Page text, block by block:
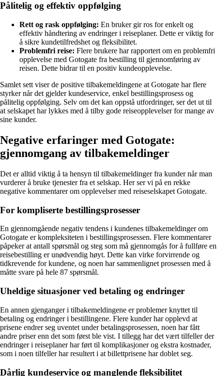
Pålitelig og effektiv oppfølging
Rett og rask oppfølging: En bruker gir ros for enkelt og
effektiv håndtering av endringer i reiseplaner. Dette er viktig for
å sikre kundetilfredshet og fleksibilitet.
Problemfri reise: Flere brukere har rapportert om en problemfri
opplevelse med Gotogate fra bestilling til gjennomføring av
reisen. Dette bidrar til en positiv kundeopplevelse.
Samlet sett viser de positive tilbakemeldingene at Gotogate har flere
styrker når det gjelder kundeservice, enkel bestillingsprosess og
pålitelig oppfølging. Selv om det kan oppstå utfordringer, ser det ut til
at selskapet har lykkes med å tilby gode reiseopplevelser for mange av
sine kunder.
Negative erfaringer med Gotogate:
gjennomgang av tilbakemeldinger
Det er alltid viktig å ta hensyn til tilbakemeldinger fra kunder når man
vurderer å bruke tjenester fra et selskap. Her ser vi på en rekke
negative kommentarer om opplevelser med reiseselskapet Gotogate.
For kompliserte bestillingsprosesser
En gjennomgående negativ tendens i kundenes tilbakemeldinger om
Gotogate er kompleksiteten i bestillingsprosessen. Flere kommentarer
påpeker at antall spørsmål og steg som må gjennomgås for å fullføre en
reisebestilling er unødvendig høyt. Dette kan virke forvirrende og
tidkrevende for kundene, og noen har sammenlignet prosessen med å
måtte svare på hele 87 spørsmål.
Uheldige situasjoner ved betaling og endringer
En annen gjenganger i tilbakemeldingene er problemer knyttet til
betaling og endringer i bestillingene. Flere kunder har opplevd at
prisene endrer seg uventet under betalingsprosessen, noen har fått
andre priser enn det som først ble vist. I tillegg har det vært tilfeller der
endringer i reiseplaner har ført til komplikasjoner og ekstra kostnader,
som i noen tilfeller har resultert i at billettprisene har doblet seg.
Dårlig kundeservice og manglende fleksibilitet